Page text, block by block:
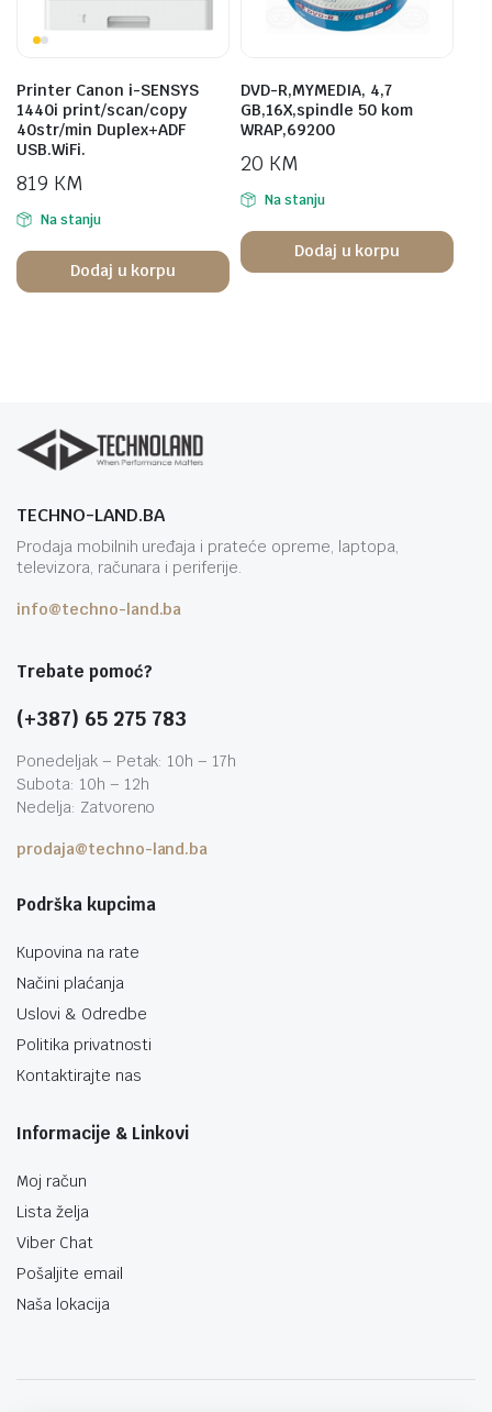
Printer Canon i-SENSYS
1440i print/scan/copy
40str/min Duplex+ADF
USB.WiFi.
819 KM
Na stanju
Dodaj u korpu
DVD-R,MYMEDIA, 4,7
GB,16X,spindle 50 kom
WRAP,69200
20 KM
Na stanju
Dodaj u korpu
TECHNO-LAND.BA
Prodaja mobilnih uređaja i prateće opreme, laptopa,
televizora, računara i periferije.
info@techno-land.ba
Trebate pomoć?
(+387) 65 275 783
Ponedeljak – Petak: 10h – 17h
Subota: 10h – 12h
Nedelja: Zatvoreno
prodaja@techno-land.ba
Podrška kupcima
Kupovina na rate
Načini plaćanja
Uslovi & Odredbe
Politika privatnosti
Kontaktirajte nas
Informacije & Linkovi
Moj račun
Lista želja
Viber Chat
Pošaljite email
Naša lokacija